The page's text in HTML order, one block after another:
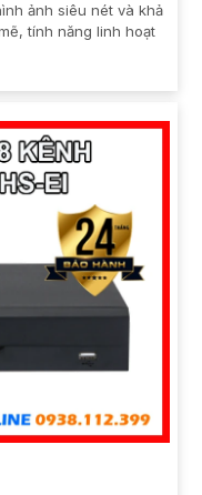
ảnh siêu nét và khả
tính năng linh hoạt